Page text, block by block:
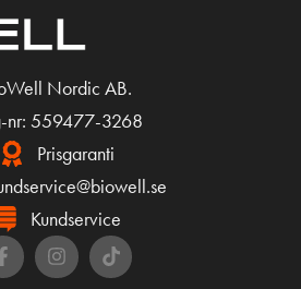
Nordic AB.
nr: 559477-3268
Prisgaranti
Kundservice